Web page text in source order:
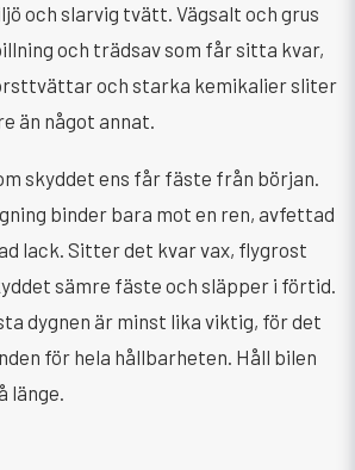
och slarvig tvätt. Vägsalt och grus
och trädsav som får sitta kvar,
och starka kemikalier sliter
än något annat.
skyddet ens får fäste från början.
binder bara mot en ren, avfettad
lack. Sitter det kvar vax, flygrost
sämre fäste och släpper i förtid.
dygnen är minst lika viktig, för det
för hela hållbarheten. Håll bilen
länge.